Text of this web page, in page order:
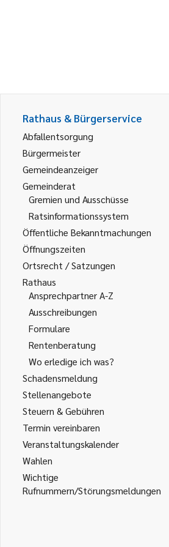
Rathaus & Bürgerservice
Abfallentsorgung
Bürgermeister
Gemeindeanzeiger
Gemeinderat
Gremien und Ausschüsse
Ratsinformationssystem
Öffentliche Bekanntmachungen
Öffnungszeiten
Ortsrecht / Satzungen
Rathaus
Ansprechpartner A-Z
Ausschreibungen
Formulare
Rentenberatung
Wo erledige ich was?
Schadensmeldung
Stellenangebote
Steuern & Gebühren
Termin vereinbaren
Veranstaltungskalender
Wahlen
Wichtige
Rufnummern/Störungsmeldungen